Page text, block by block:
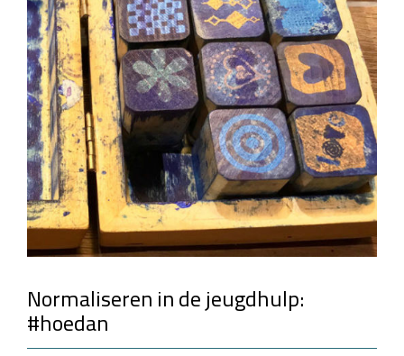
Normaliseren in de jeugdhulp:
#hoedan